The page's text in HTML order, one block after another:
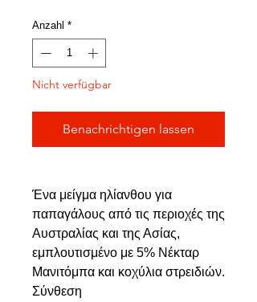
Anzahl *
Nicht verfügbar
Benachrichtigen lassen
Ένα μείγμα ηλίανθου για
παπαγάλους από τις περιοχές της
Αυστραλίας και της Ασίας,
εμπλουτισμένο με 5% Νέκταρ
Μανιτόμπα και κοχύλια στρειδιών.
Σύνθεση